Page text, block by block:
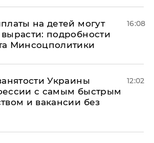
на детей могут
подробности
Минсоцполитики
16:08
Украины
с самым быстрым
и вакансии без
12:02